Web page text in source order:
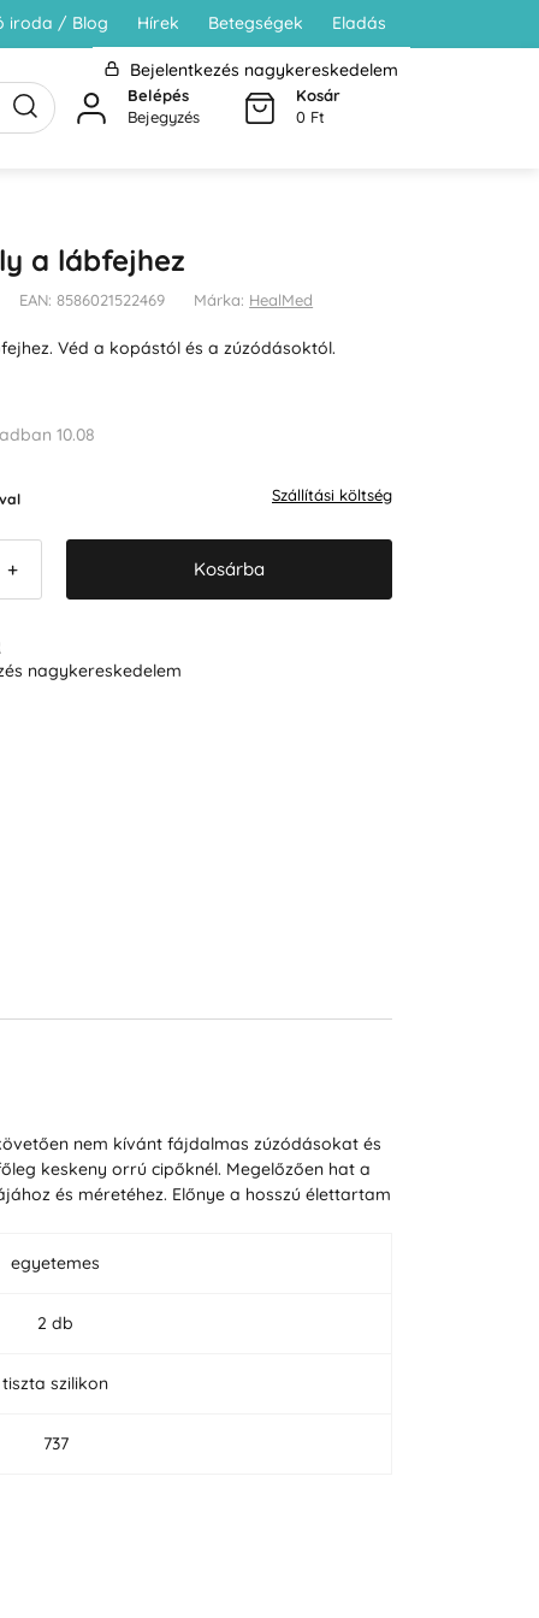
iroda / Blog Hírek Betegségek Eladás
Bejelentkezés nagykereskedelem
Belépés
Bejegyzés
Kosár
0 Ft
a lábfejhez
EAN: 8586021522469 Márka: HealMed
Véd a kopástól és a zúzódásoktól.
10.08
Szállítási költség
+ Kosárba
nagykereskedelem
nem kívánt fájdalmas zúzódásokat és
keskeny orrú cipőknél. Megelőzően hat a
és méretéhez. Előnye a hosszú élettartam
egyetemes
2 db
tiszta szilikon
737